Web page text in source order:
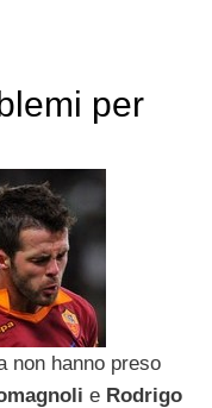
per
non hanno preso
e Rodrigo